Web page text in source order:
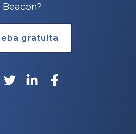
Beacon?
gratuita